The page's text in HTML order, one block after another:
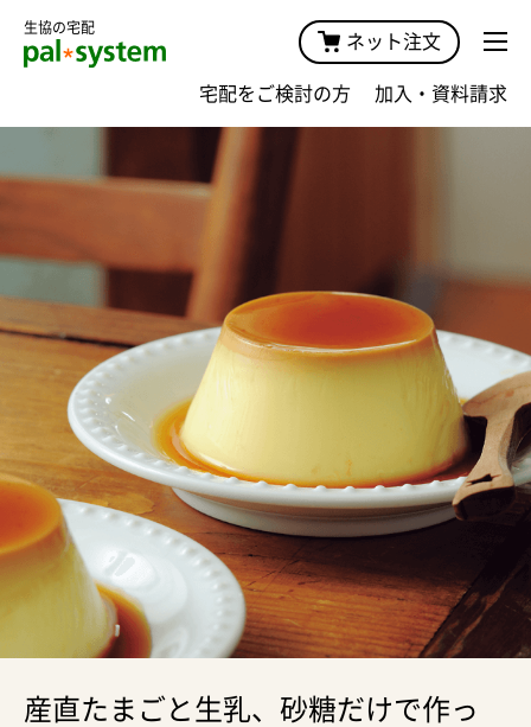
生協の宅配
ネット注文
宅配をご検討の方 加入・資料請求
産直たまごと生乳、砂糖だけで作っ